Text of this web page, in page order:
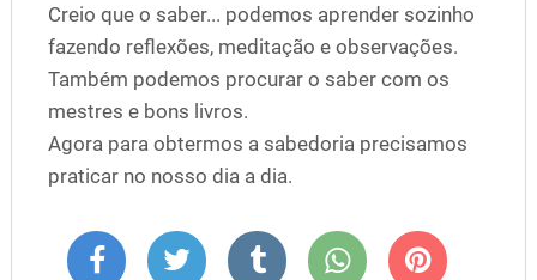
Creio que o saber... podemos aprender sozinho
fazendo reflexões, meditação e observações.
Também podemos procurar o saber com os
mestres e bons livros.
Agora para obtermos a sabedoria precisamos
praticar no nosso dia a dia.